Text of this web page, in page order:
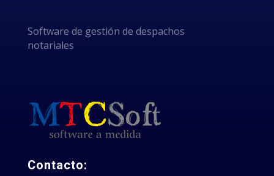
Software de gestión de despachos
notariales
Contacto: